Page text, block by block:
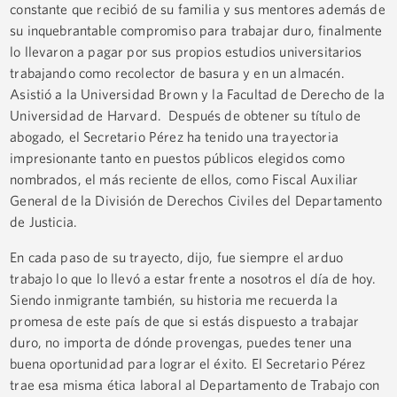
constante que recibió de su familia y sus mentores además de
su inquebrantable compromiso para trabajar duro, finalmente
lo llevaron a pagar por sus propios estudios universitarios
trabajando como recolector de basura y en un almacén.
Asistió a la Universidad Brown y la Facultad de Derecho de la
Universidad de Harvard. Después de obtener su título de
abogado, el Secretario Pérez ha tenido una trayectoria
impresionante tanto en puestos públicos elegidos como
nombrados, el más reciente de ellos, como Fiscal Auxiliar
General de la División de Derechos Civiles del Departamento
de Justicia.
En cada paso de su trayecto, dijo, fue siempre el arduo
trabajo lo que lo llevó a estar frente a nosotros el día de hoy.
Siendo inmigrante también, su historia me recuerda la
promesa de este país de que si estás dispuesto a trabajar
duro, no importa de dónde provengas, puedes tener una
buena oportunidad para lograr el éxito. El Secretario Pérez
trae esa misma ética laboral al Departamento de Trabajo con